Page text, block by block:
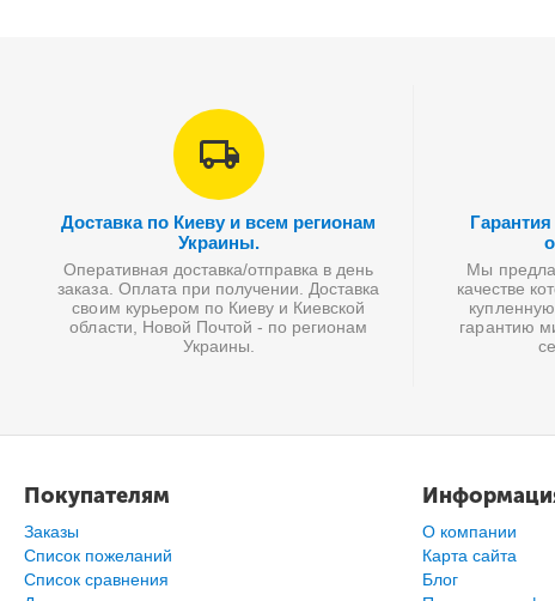
Доставка по Киеву и всем регионам
Украины.
Оперативная доставка/отправка в день
заказа. Оплата при получении. Доставка
своим курьером по Киеву и Киевской
области, Новой Почтой - по регионам
Украины.
Мы
качестве
гарантию
Покупателям
Заказы
Список пожеланий
Cписок сравнения
О компании
Карта сайта
Блог